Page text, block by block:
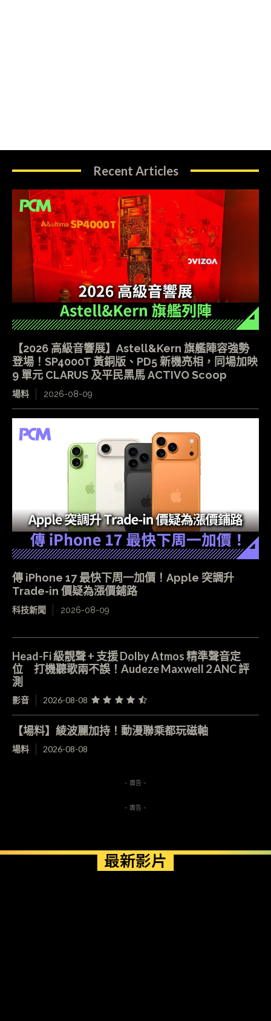
Recent Articles
【2026 高級音響展】Astell&Kern 旗艦陣容強勢
登場！SP4000T 黃銅版、PD5 新機亮相，同場加映
9 單元 CLARUS 及平民黑馬 ACTIVO Scoop
場料 2026-08-09
傳 iPhone 17 最快下周一加價！Apple 突調升
Trade-in 價疑為漲價鋪路
科技新聞 2026-08-09
Head-Fi 級靚聲 + 支援 Dolby Atmos 精準聲音定
位 打機聽歌兩不誤！Audeze Maxwell 2 ANC 評
測
影音 2026-08-08
【場料】綾波麗加持！動漫聯乘都玩磁軸
場料 2026-08-08
- 廣告 -
- 廣告 -
最新影片